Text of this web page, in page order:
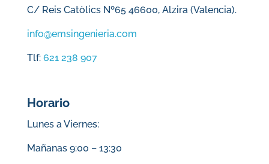
C/ Reis Catòlics Nº65 46600, Alzira (Valencia).
info@emsingenieria.com
Tlf: 621 238 907
Horario
Lunes a Viernes:
Mañanas 9:00 – 13:30